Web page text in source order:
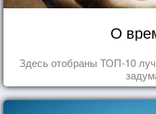
О
Здесь отобраны ТОП-10